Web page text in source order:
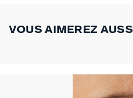
VOUS AIMEREZ AUSSI